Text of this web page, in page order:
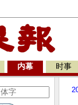
内幕 时事